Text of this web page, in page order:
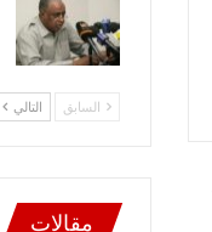
السابق التالي
مقالات